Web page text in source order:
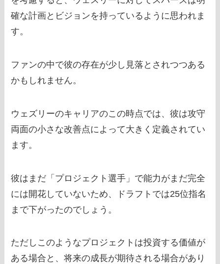
確な計画とビジョンを持っているように思われま
す。
ファンの中で彼の存在が少し見落とされつつある
かもしれません。
ウェズリーのキャリアのこの時点では、彼は攻守
両面の小さな改善点によって大きく定義されてい
ます。
彼はまだ「プロジェクト選手」で能力がまだ完全
には開花していないため、ドラフトでは25位指名
まで下がったのでしょう。
ただしこのようなプロジェクトは投資する価値が
ある場合と、将来の成長が期待される場合があり